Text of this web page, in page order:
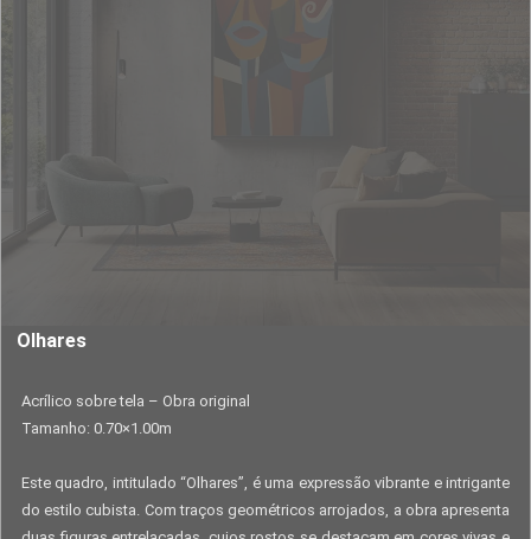
Olhares
Acrílico sobre tela – Obra original
Tamanho: 0.70×1.00m
Este quadro, intitulado “Olhares”, é uma expressão vibrante e intrigante
do estilo cubista. Com traços geométricos arrojados, a obra apresenta